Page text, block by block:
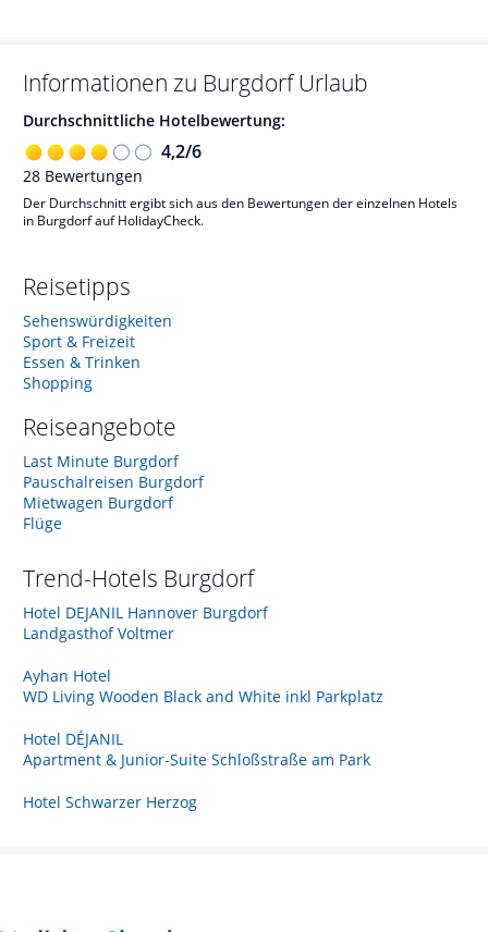
Informationen zu Burgdorf Urlaub
Durchschnittliche Hotelbewertung:
4,2/6
28 Bewertungen
Der Durchschnitt ergibt sich aus den Bewertungen der einzelnen Hotels
in Burgdorf auf HolidayCheck.
Reisetipps
Sehenswürdigkeiten
Sport & Freizeit
Essen & Trinken
Shopping
Reiseangebote
Last Minute Burgdorf
Pauschalreisen Burgdorf
Mietwagen Burgdorf
Flüge
Trend-Hotels Burgdorf
Hotel DEJANIL Hannover Burgdorf
Landgasthof Voltmer
Ayhan Hotel
WD Living Wooden Black and White inkl Parkplatz
Hotel DÉJANIL
Apartment & Junior-Suite Schloßstraße am Park
Hotel Schwarzer Herzog